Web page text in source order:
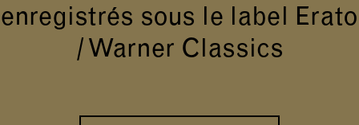
enregistrés sous le label Erato
/ Warner Classics